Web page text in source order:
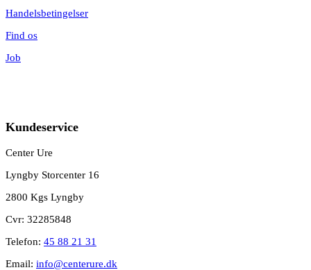
Handelsbetingelser
Find os
Job
Kundeservice
Center Ure
Lyngby Storcenter 16
2800 Kgs Lyngby
Cvr: 32285848
Telefon: 45 88 21 31
Email: info@centerure.dk